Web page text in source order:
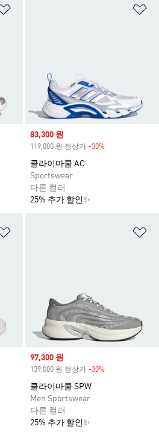
Sale price
83,300 원
119,000 원 정상가 -30%
클라이마쿨 AC
Sportswear
다른 컬러
25% 추가 할인✨
Sale price
97,300 원
139,000 원 정상가 -30%
클라이마쿨 SPW
Men Sportswear
다른 컬러
25% 추가 할인✨